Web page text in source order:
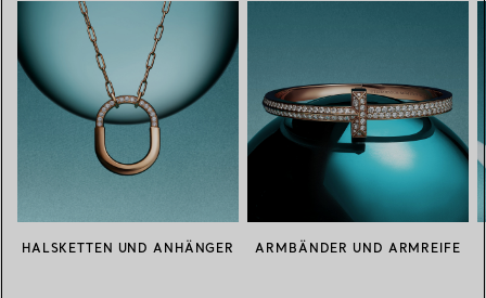
HALSKETTEN UND ANHÄNGER ARMBÄNDER UND ARMREIFE